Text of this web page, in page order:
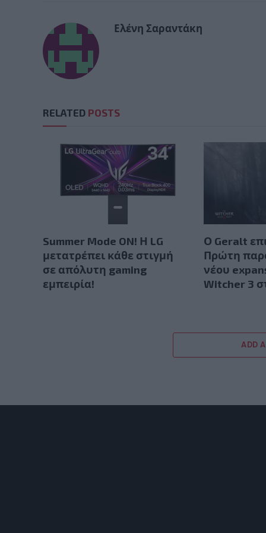
Ελένη Σαραντάκη
RELATED POSTS
Summer Mode ON! Η LG
μετατρέπει κάθε στιγμή
σε απόλυτη gaming
εμπειρία!
Ο Geralt
Πρώτη
νέου
Witcher 3
ADD